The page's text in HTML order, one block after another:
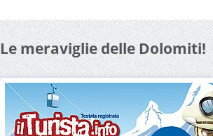
Le meraviglie delle Dolomiti!